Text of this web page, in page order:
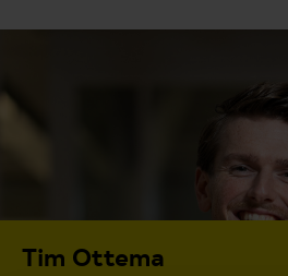
Tim Ottema